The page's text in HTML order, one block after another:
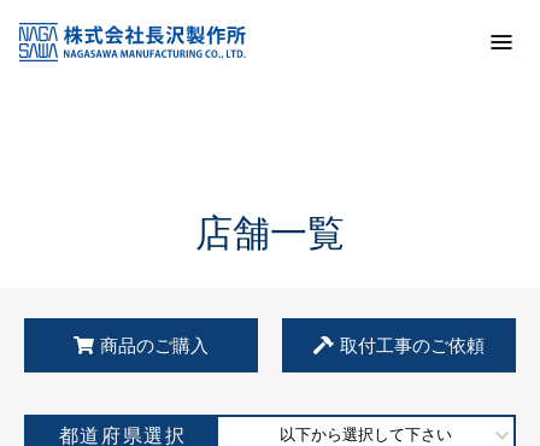
KSS加盟店・取扱店情報
店舗一覧
店舗一覧
商品のご購入 取付工事のご依頼
都道府県選択 以下から選択して下さい